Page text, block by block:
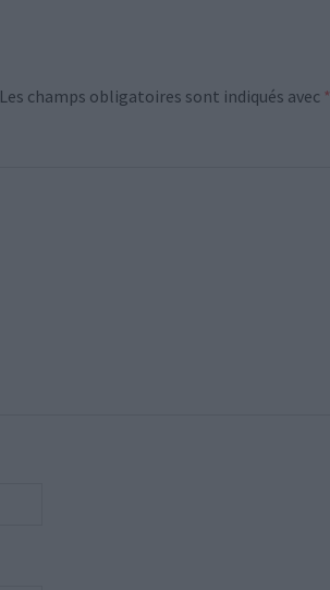
Les champs obligatoires sont indiqués avec *